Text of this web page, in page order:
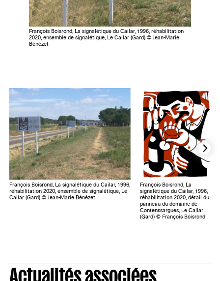
François Boisrond, La signalétique du Cailar, 1996, réhabilitation
2020, ensemble de signalétique, Le Cailar (Gard) © Jean-Marie
Bénézet
François Boisrond, La signalétique du Cailar, 1996,
réhabilitation 2020, ensemble de signalétique, Le
Cailar (Gard) © Jean-Marie Bénézet
François Boisrond, La
signalétique du Cailar, 1996,
réhabilitation 2020, détail du
panneau du domaine de
Contenssargues, Le Cailar
(Gard) © François Boisrond
Actualités associées